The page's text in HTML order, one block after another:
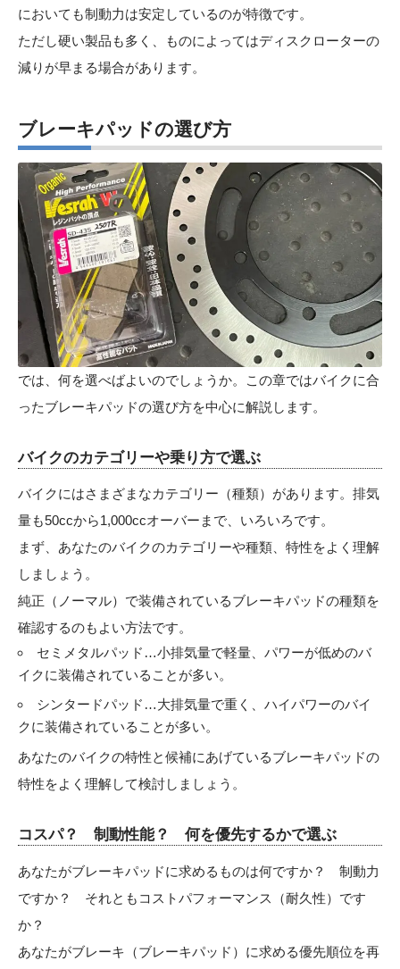
においても制動力は安定しているのが特徴です。
ただし硬い製品も多く、ものによってはディスクローターの
減りが早まる場合があります。
ブレーキパッドの選び方
では、何を選べばよいのでしょうか。この章ではバイクに合
ったブレーキパッドの選び方を中心に解説します。
バイクのカテゴリーや乗り方で選ぶ
バイクにはさまざまなカテゴリー（種類）があります。排気
量も50ccから1,000ccオーバーまで、いろいろです。
まず、あなたのバイクのカテゴリーや種類、特性をよく理解
しましょう。
純正（ノーマル）で装備されているブレーキパッドの種類を
確認するのもよい方法です。
セミメタルパッド…小排気量で軽量、パワーが低めのバ
イクに装備されていることが多い。
シンタードパッド…大排気量で重く、ハイパワーのバイ
クに装備されていることが多い。
あなたのバイクの特性と候補にあげているブレーキパッドの
特性をよく理解して検討しましょう。
コスパ？ 制動性能？ 何を優先するかで選ぶ
あなたがブレーキパッドに求めるものは何ですか？ 制動力
ですか？ それともコストパフォーマンス（耐久性）です
か？
あなたがブレーキ（ブレーキパッド）に求める優先順位を再